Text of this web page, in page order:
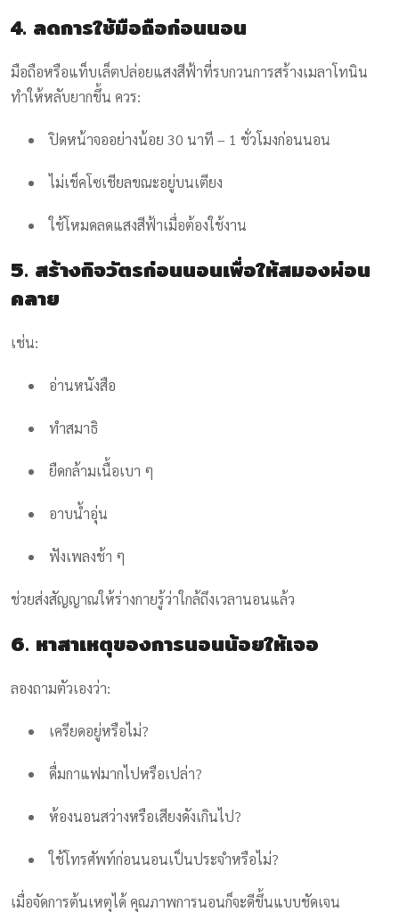
4. ลดการใช้มือถือก่อนนอน
มือถือหรือแท็บเล็ตปล่อยแสงสีฟ้าที่รบกวนการสร้างเมลาโทนิน
ทำให้หลับยากขึ้น ควร:
ปิดหน้าจออย่างน้อย 30 นาที – 1 ชั่วโมงก่อนนอน
ไม่เช็คโซเชียลขณะอยู่บนเตียง
ใช้โหมดลดแสงสีฟ้าเมื่อต้องใช้งาน
5. สร้างกิจวัตรก่อนนอนเพื่อให้สมองผ่อน
คลาย
เช่น:
อ่านหนังสือ
ทำสมาธิ
ยืดกล้ามเนื้อเบา ๆ
อาบน้ำอุ่น
ฟังเพลงช้า ๆ
ช่วยส่งสัญญาณให้ร่างกายรู้ว่าใกล้ถึงเวลานอนแล้ว
6. หาสาเหตุของการนอนน้อยให้เจอ
ลองถามตัวเองว่า:
เครียดอยู่หรือไม่?
ดื่มกาแฟมากไปหรือเปล่า?
ห้องนอนสว่างหรือเสียงดังเกินไป?
ใช้โทรศัพท์ก่อนนอนเป็นประจำหรือไม่?
เมื่อจัดการต้นเหตุได้ คุณภาพการนอนก็จะดีขึ้นแบบชัดเจน